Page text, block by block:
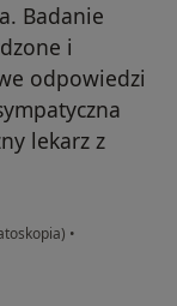
Badanie
i
odpowiedzi
lekarz z
•